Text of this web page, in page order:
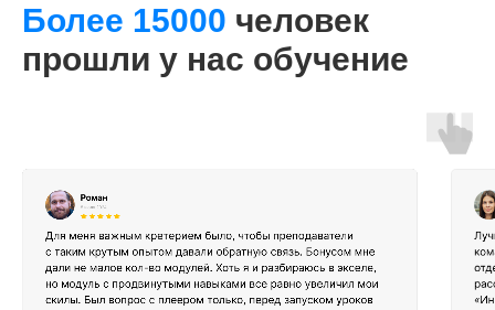
Более 15000 человек
прошли у нас обучение